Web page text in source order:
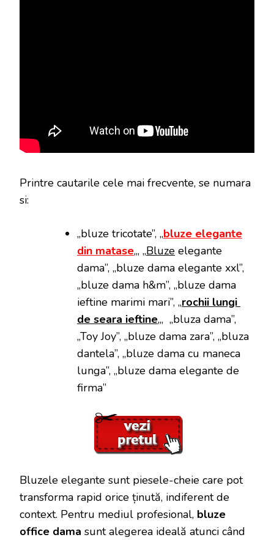
Printre cautarile cele mai frecvente, se numara
si:
„bluze tricotate”, „bluze elegante
din matase„, „Bluze elegante
dama”, „bluze dama elegante xxl”,
„bluze dama h&m”, „bluze dama
ieftine marimi mari”, „rochii lungi
de seara ieftine„, „bluza dama”,
„Toy Joy”, „bluze dama zara”, „bluza
dantela”, „bluze dama cu maneca
lunga”, „bluze dama elegante de
firma”
Bluzele elegante sunt piesele-cheie care pot
transforma rapid orice ținută, indiferent de
context. Pentru mediul profesional, bluze
office dama sunt alegerea ideală atunci când